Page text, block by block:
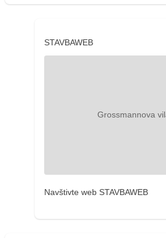
STAVBAWEB
Navštivte web STAVBAWEB